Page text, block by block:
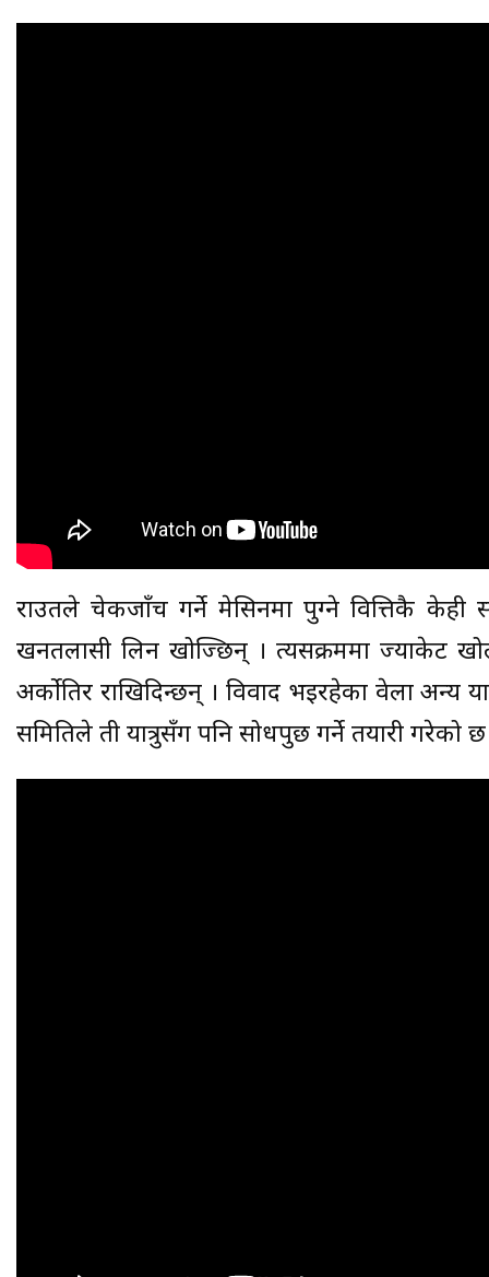
राउतले चेकजाँच गर्ने मेसिनमा पुग्ने वित्तिकै केही
खनतलासी लिन खोज्छिन् । त्यसक्रममा ज्याकेट
अर्कोतिर राखिदिन्छन् । विवाद भइरहेका वेला अन्य
समितिले ती यात्रुसँग पनि सोधपुछ गर्ने तयारी गरेको छ